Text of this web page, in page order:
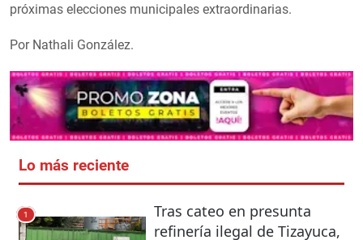
próximas elecciones municipales extraordinarias.
Por Nathali González.
Lo más reciente
1
Tras cateo en presunta
refinería ilegal de Tizayuca,